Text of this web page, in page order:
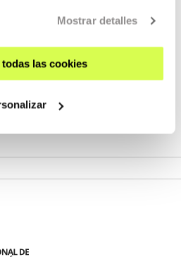
Mostrar detalles
las cookies
proyectar en loop